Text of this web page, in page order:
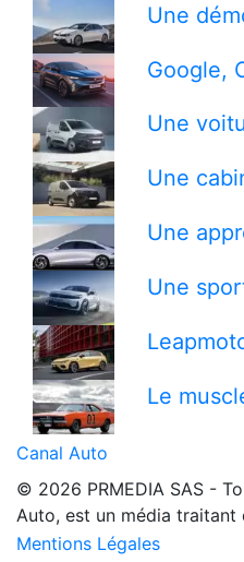
Une
Google,
Une
Une
Une
Une
Le
Canal Auto
© 2026 PRMEDIA SAS -
Auto, est un média
Mentions Légales